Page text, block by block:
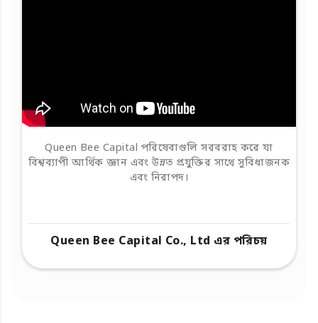
Queen Bee Capital পরিষেবাগুলি সরবরাহ করে যা
বিশ্বব্যাপী আর্থিক জ্ঞান এবং উন্নত প্রযুক্তির সাথে সুবিধাজনক
এবং নিরাপদ।
Queen Bee Capital Co., Ltd এর পরিচয়